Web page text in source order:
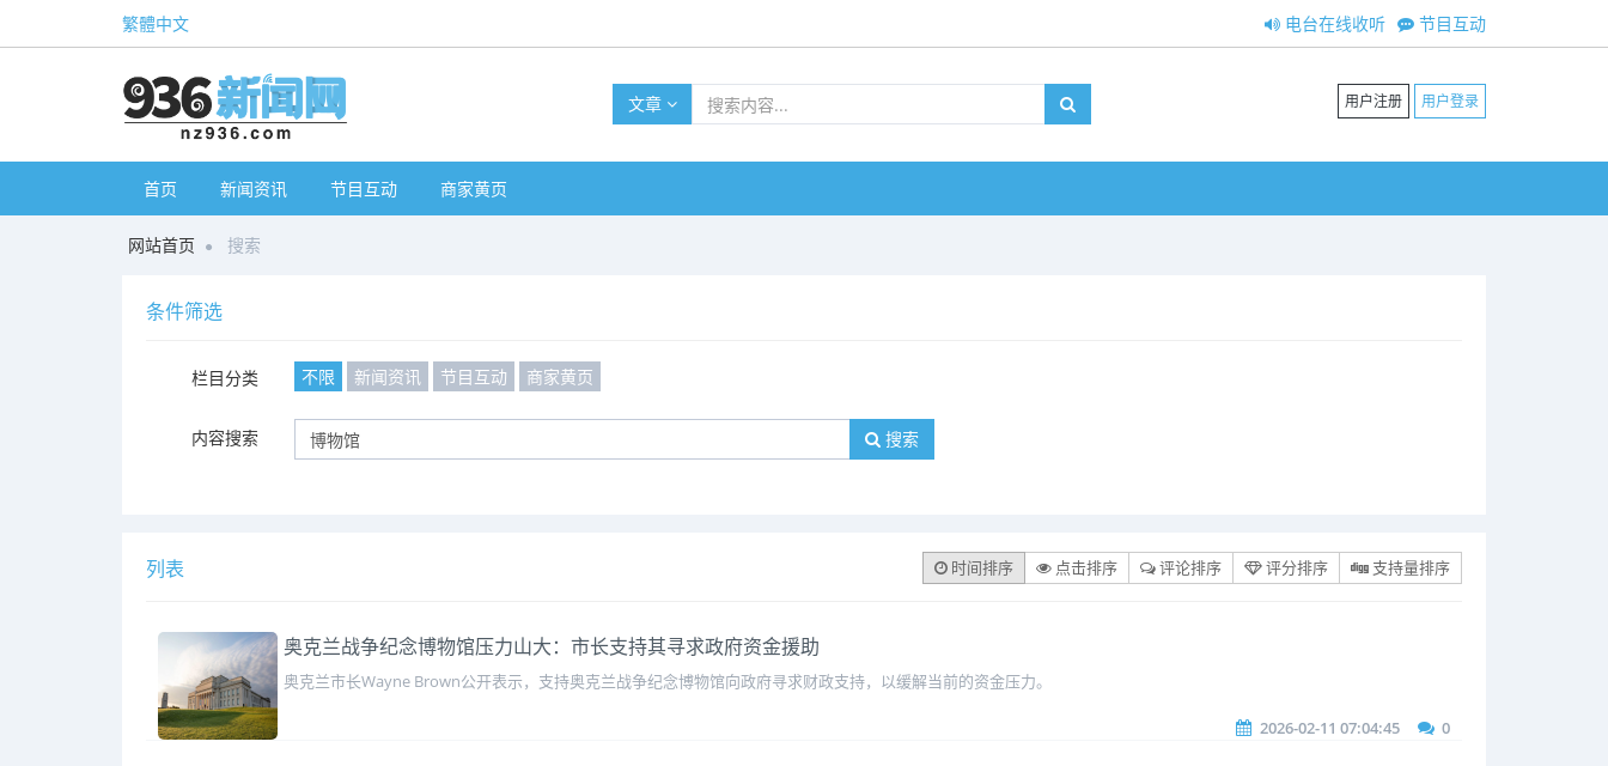
繁體中文 节目互动
电台在线收听
文章 用户注册 用户登录
首页 新闻资讯 节目互动 商家黄页
网站首页 搜索
条件筛选
栏目分类 不限 新闻资讯 节目互动 商家黄页
内容搜索 搜索
列表 时间排序 点击排序 评论排序 评分排序 支持量排序
奥克兰战争纪念博物馆压力山大：市长支持其寻求政府资金援助
奥克兰市长Wayne Brown公开表示，支持奥克兰战争纪念博物馆向政府寻求财政支持，以缓解当前的资金压力。
2026-02-11 07:04:45 0